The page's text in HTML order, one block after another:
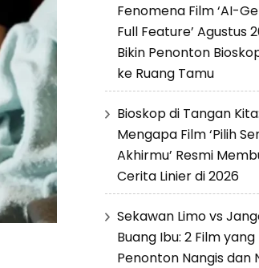
Fenomena Film ‘AI-
Full Feature’ Agustus
Bikin Penonton
ke Ruang Tamu
Bioskop di Tangan Kita:
Mengapa Film ‘Pilih
Akhirmu’ Resmi
Cerita Linier di 2026
Sekawan Limo vs
Buang Ibu: 2 Film yang
Penonton Nangis dan